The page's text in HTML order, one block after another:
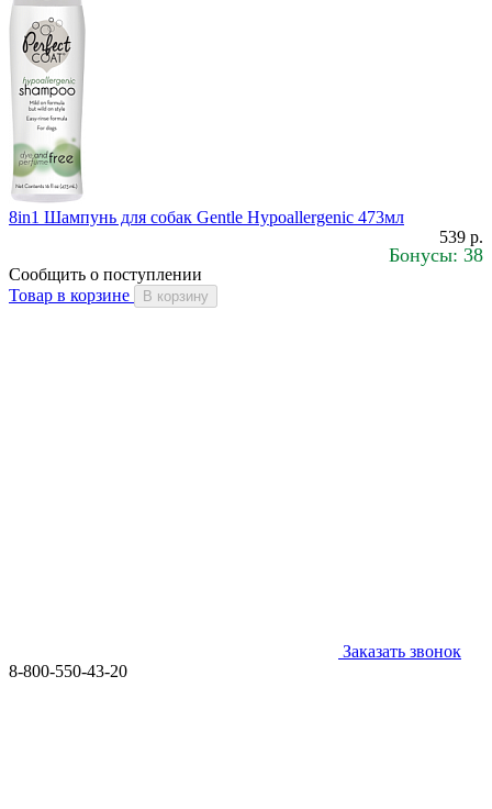
8in1 Шампунь для собак Gentle Hypoallergenic 473мл
539 р.
Бонусы: 38
Сообщить о поступлении
Товар в корзине
В корзину
Заказать звонок
8-800-550-43-20